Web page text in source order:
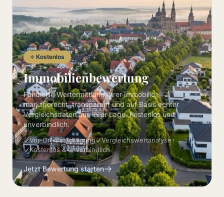
Kostenlos
Immobilienbewertung
Fundierte Wertermittlung Ihrer Immobilie,
marktgerecht, transparent und auf Basis echter
Vergleichsdaten aus Ihrer Lage. Kostenlos und
unverbindlich.
Vor-Ort-Besichtigung
Vergleichswertanalyse
Kostenlos & unverbindlich
Jetzt Bewertung starten